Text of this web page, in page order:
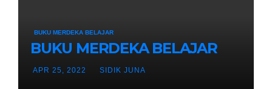
BUKU MERDEKA BELAJAR
BUKU MERDEKA BELAJAR
APR 25, 2022 SIDIK JUNA